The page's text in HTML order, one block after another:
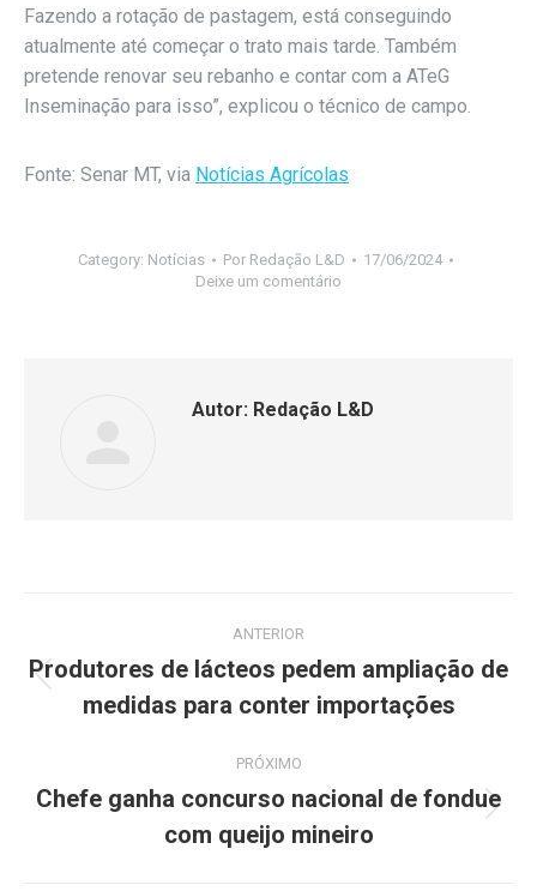
Fazendo a rotação de pastagem, está conseguindo
atualmente até começar o trato mais tarde. Também
pretende renovar seu rebanho e contar com a ATeG
Inseminação para isso”, explicou o técnico de campo.
Fonte: Senar MT, via Notícias Agrícolas
Category: Notícias Por Redação L&D
17/06/2024
Deixe um comentário
Autor: Redação L&D
ANTERIOR
Produtores de lácteos pedem ampliação de
medidas para conter importações
PRÓXIMO
Chefe ganha concurso nacional de fondue
com queijo mineiro